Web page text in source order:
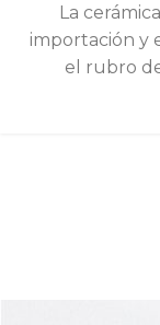
La
importación y
el rubro